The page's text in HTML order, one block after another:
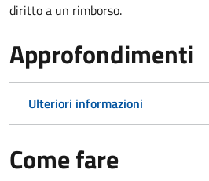
diritto a un rimborso.
Approfondimenti
Ulteriori informazioni
Come fare